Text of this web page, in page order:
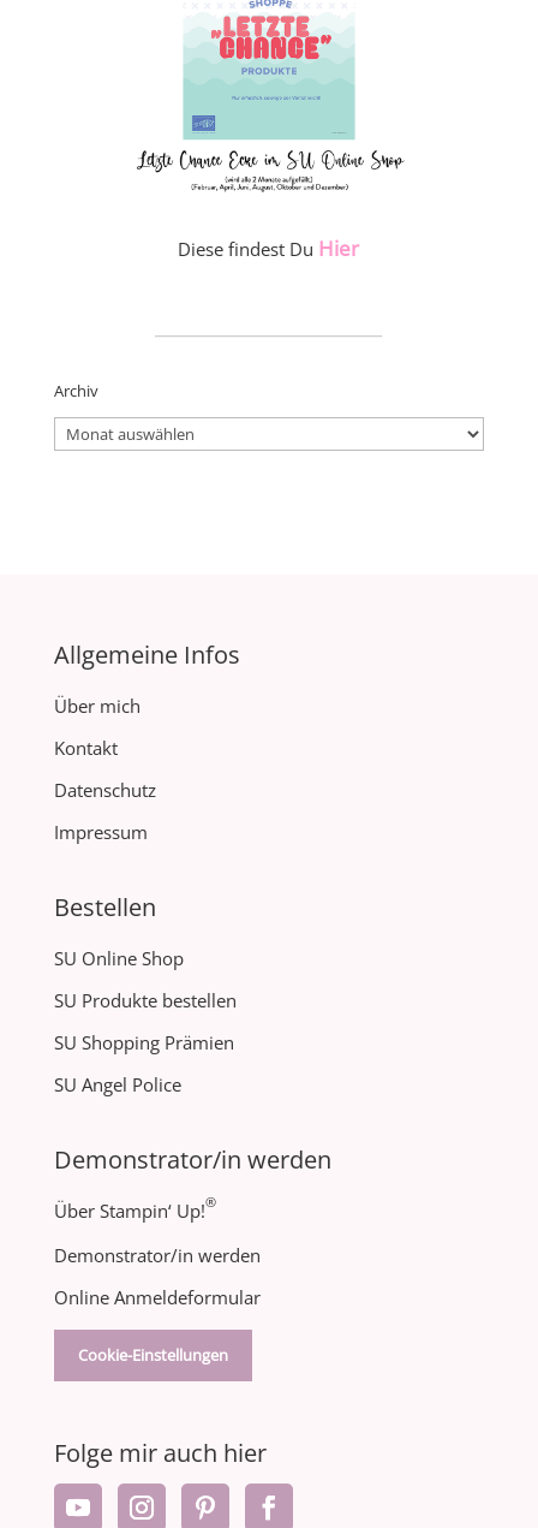
Diese findest Du Hier
Archiv
Archiv
Allgemeine Infos
Über mich
Kontakt
Datenschutz
Impressum
Bestellen
SU Online Shop
SU Produkte bestellen
SU Shopping Prämien
SU Angel Police
Demonstrator/in werden
Über Stampin‘ Up!®
Demonstrator/in werden
Online Anmeldeformular
Cookie-Einstellungen
Folge mir auch hier